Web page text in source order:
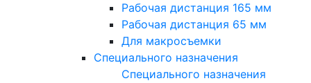
Рабочая дистанция 165 мм
Рабочая дистанция 65 мм
Для макросъемки
Специального назначения
Специального назначения